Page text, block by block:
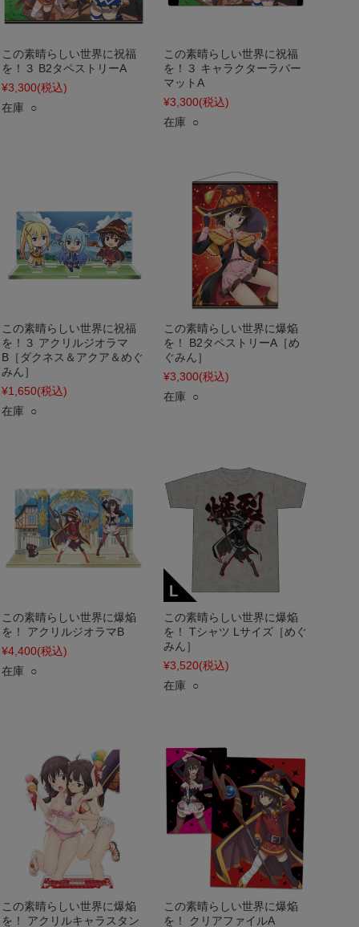
この素晴らしい世界に祝福
を！３ B2タペストリーA
¥3,300(税込)
在庫 ○
この素晴らしい世界に祝福
を！３ キャラクターラバー
マットA
¥3,300(税込)
在庫 ○
この素晴らしい世界に祝福
を！３ アクリルジオラマ
B［ダクネス＆アクア＆めぐ
みん］
¥1,650(税込)
在庫 ○
この素晴らしい世界に爆焔
を！ B2タペストリーA［め
ぐみん］
¥3,300(税込)
在庫 ○
この素晴らしい世界に爆焔
を！ アクリルジオラマB
¥4,400(税込)
在庫 ○
この素晴らしい世界に爆焔
を！ Tシャツ Lサイズ［めぐ
みん］
¥3,520(税込)
在庫 ○
この素晴らしい世界に爆焔
を！ アクリルキャラスタン
この素晴らしい世界に爆焔
を！ クリアファイルA